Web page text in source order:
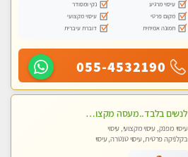
עיסוי מרגיע
נקי ומסודר
מקום פרטי
עיסוי מקצועי
תמונה אמיתית
דוברת עיברית
055-4532190
לנשים בלבד..מעסה מקצועי לנשים בלבד לעיסוי מרגיע ומפנק VIP-מומלץ לחלוטין! פרטי! ​​​​​​
עיסוי מפנק, עיסוי מקצועי, עיסוי
בקלניקה פרטית, עיסוי טנטרה, עיסוי